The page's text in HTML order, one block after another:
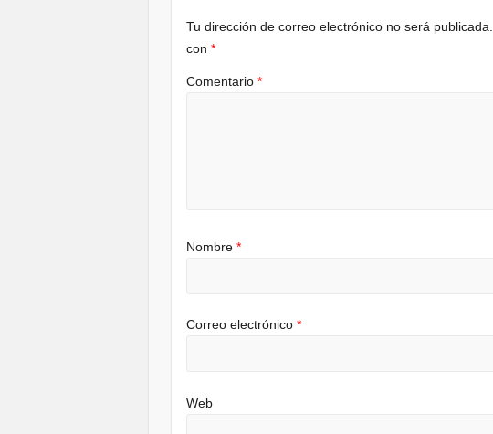
Tu dirección de correo electrónico no será publicada.
con*
Comentario*
Nombre*
Correo electrónico*
Web